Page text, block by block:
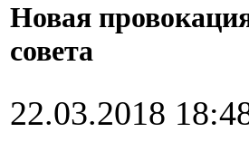
Новая
совета
22.03.2018